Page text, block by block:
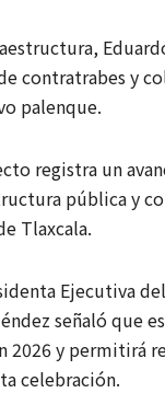
contratrabes y
palenque.
registra un
pública y
Tlaxcala.
Ejecutiva
señaló
2026 y permitirá
celebración.